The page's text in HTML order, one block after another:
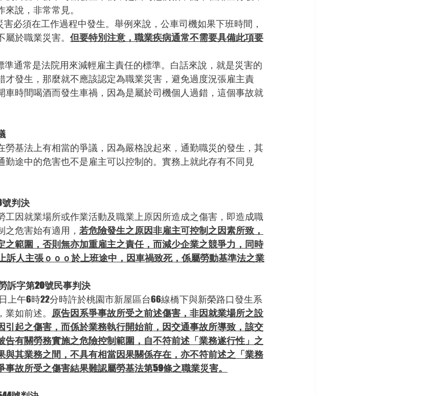
說，非常常見。
必須在工作過程中發生。舉例來說，公車司機如果下班時間，
於職業災害。 但要特別注意，職業疾病通常不需要具備此項要
準通常是法院用來減輕雇主責任的標準。白話來說，就是災害的
才發生，那麼就不應該認定為職業災害，避免過度況張雇主責
車時間喝酒而發生車禍，因為是屬於司機個人過錯，這個事故就
勞基法上有相當的爭議，因為嚴格說起來，通勤職災的發生，其
勤途中的危害也不是雇主可以控制的。實務上就此存有不同見
號判決
工因就業場所或作業活動及職業上原因所造成之傷害，即造成職
危害始有適用， 若危險發生之原因非雇主可控制之因素所致，
之範圍，否則無亦加重雇主之責任，而減少企業之競爭力，同時
訴人主張ｏｏｏ於上班途中，因車禍致死，係屬勞動基準法之業
訴字第20號民事判決
上午6時22分時許於桃園市新屋區台66線橋下與新榮路口發生系
如前述。 原告因系爭事故所受之前述傷害，非因就業場所之設
引起之傷害，而係於業務執行開始前，因交通事故所導致，該交
告有關勞務實施之危險控制範圍，自不符前述「業務遂行性」之
與其業務之間，不具有相當因果關係存在，亦不符前述之「業務
故所受之傷害結果難認屬勞基法第59條之職業災害。